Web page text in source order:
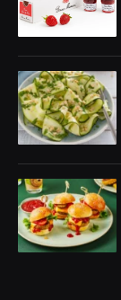
© Photo Minute
Du Chef
© DR